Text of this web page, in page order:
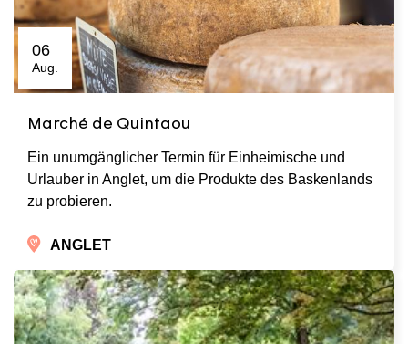
06
Aug.
Marché de Quintaou
Ein unumgänglicher Termin für Einheimische und
Urlauber in Anglet, um die Produkte des Baskenlands
zu probieren.
ANGLET